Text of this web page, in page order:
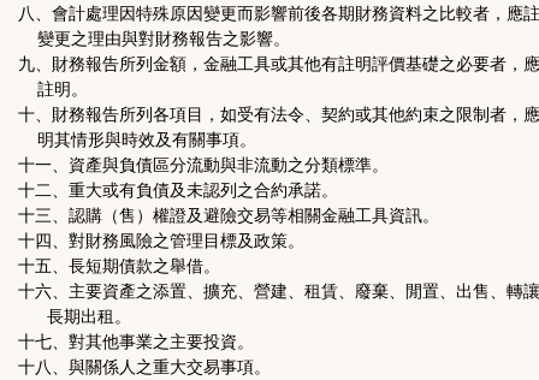
八、會計處理因特殊原因變更而影響前後各期財務資料之比較者，應
變更之理由與對財務報告之影響。
九、財務報告所列金額，金融工具或其他有註明評價基礎之必要者，
註明。
十、財務報告所列各項目，如受有法令、契約或其他約束之限制者，
明其情形與時效及有關事項。
十一、資產與負債區分流動與非流動之分類標準。
十二、重大或有負債及未認列之合約承諾。
十三、認購（售）權證及避險交易等相關金融工具資訊。
十四、對財務風險之管理目標及政策。
十五、長短期債款之舉借。
十六、主要資產之添置、擴充、營建、租賃、廢棄、閒置、出售、轉
長期出租。
十七、對其他事業之主要投資。
十八、與關係人之重大交易事項。